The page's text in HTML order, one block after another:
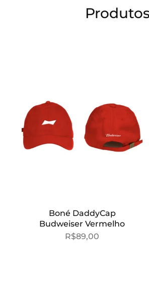
Boné DaddyCap
Budweiser Vermelho
R$89,00